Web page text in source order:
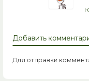
Добавить
Для отправки